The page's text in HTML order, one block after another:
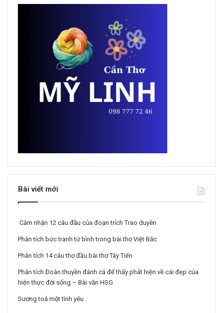
Bài viết mới
Cảm nhận 12 câu đầu của đoạn trích Trao duyên
Phân tích bức tranh tứ bình trong bài thơ Việt Bắc
Phân tích 14 câu thơ đầu bài thơ Tây Tiến
Phân tích Đoàn thuyền đánh cá để thấy phát hiện về cái đẹp của
hiện thực đời sống – Bài văn HSG
Sương toả một tình yêu